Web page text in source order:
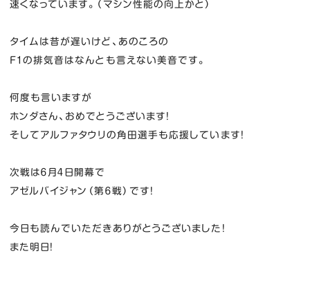
速くなっています。（マシン性能の向上かと）
タイムは昔が遅いけど、あのころの
F1の排気音はなんとも言えない美音です。
何度も言いますが
ホンダさん、おめでとうございます！
そしてアルファタウリの角田選手も応援しています！
次戦は６月４日開幕で
アゼルバイジャン（第６戦）です！
今日も読んでいただきありがとうございました！
また明日！